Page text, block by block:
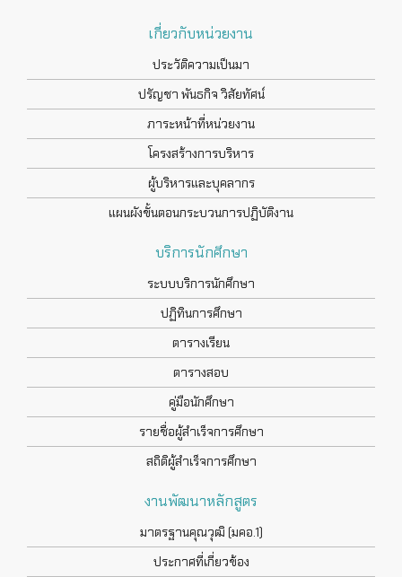
เกี่ยวกับหน่วยงาน
ประวัติความเป็นมา
ปรัญชา พันธกิจ วิสัยทัศน์
ภาระหน้าที่หน่วยงาน
โครงสร้างการบริหาร
ผู้บริหารและบุคลากร
แผนผังขั้นตอนกระบวนการปฏิบัติงาน
บริการนักศึกษา
ระบบบริการนักศึกษา
ปฏิทินการศึกษา
ตารางเรียน
ตารางสอบ
คู่มือนักศึกษา
รายชื่อผู้สำเร็จการศึกษา
สถิติผู้สำเร็จการศึกษา
งานพัฒนาหลักสูตร
มาตรฐานคุณวุฒิ (มคอ.1)
ประกาศที่เกี่ยวข้อง